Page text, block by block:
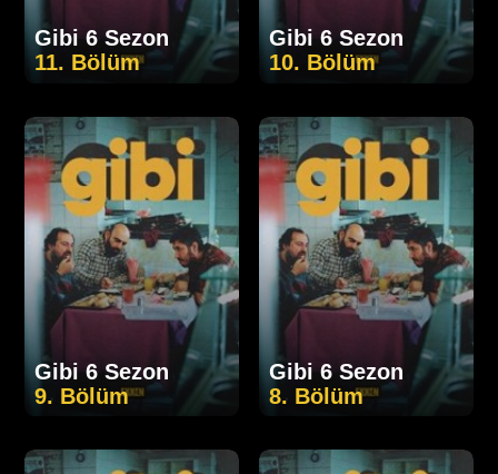
Gibi 6 Sezon
11. Bölüm
Gibi 6 Sezon
10. Bölüm
Gibi 6 Sezon
9. Bölüm
Gibi 6 Sezon
8. Bölüm